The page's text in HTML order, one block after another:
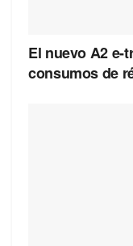
El nuevo A2 e-
consumos de